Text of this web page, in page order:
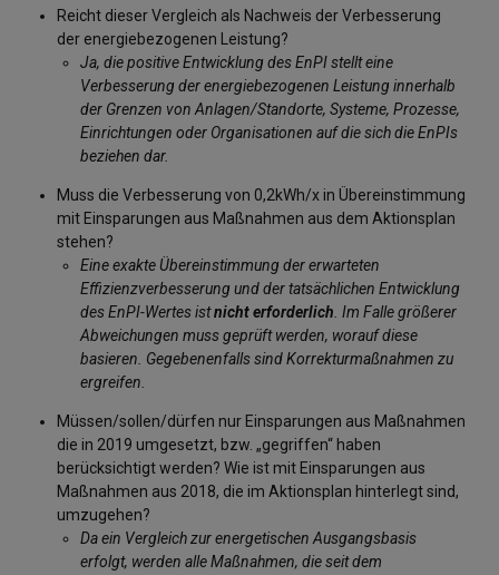
Reicht dieser Vergleich als Nachweis der Verbesserung
der energiebezogenen Leistung?
Ja, die positive Entwicklung des EnPI stellt eine
Verbesserung der energiebezogenen Leistung innerhalb
der Grenzen von Anlagen/Standorte, Systeme, Prozesse,
Einrichtungen oder Organisationen auf die sich die EnPIs
beziehen dar.
Muss die Verbesserung von 0,2kWh/x in Übereinstimmung
mit Einsparungen aus Maßnahmen aus dem Aktionsplan
stehen?
Eine exakte Übereinstimmung der erwarteten
Effizienzverbesserung und der tatsächlichen Entwicklung
des EnPI-Wertes istnicht erforderlich . Im Falle größerer
Abweichungen muss geprüft werden, worauf diese
basieren. Gegebenenfalls sind Korrekturmaßnahmen zu
ergreifen.
Müssen/sollen/dürfen nur Einsparungen aus Maßnahmen
die in 2019 umgesetzt, bzw. „gegriffen“ haben
berücksichtigt werden? Wie ist mit Einsparungen aus
Maßnahmen aus 2018, die im Aktionsplan hinterlegt sind,
umzugehen?
Da ein Vergleich zur energetischen Ausgangsbasis
erfolgt, werden alle Maßnahmen, die seit dem